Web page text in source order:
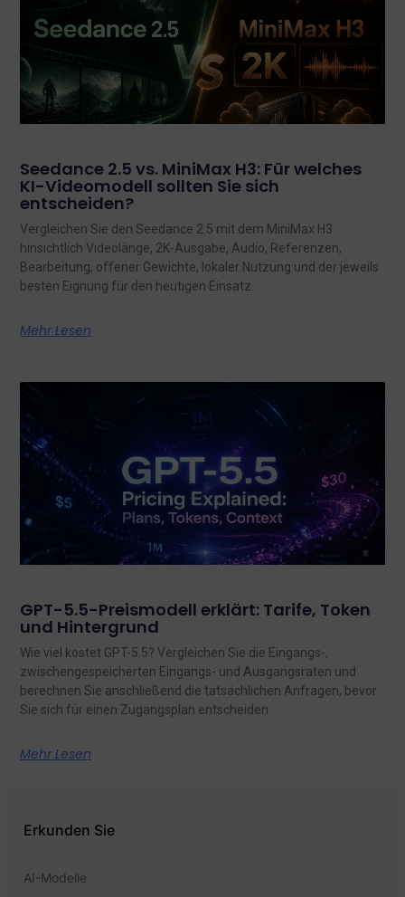
Seedance 2.5 vs. MiniMax H3: Für welches
KI-Videomodell sollten Sie sich
entscheiden?
Vergleichen Sie den Seedance 2.5 mit dem MiniMax H3
hinsichtlich Videolänge, 2K-Ausgabe, Audio, Referenzen,
Bearbeitung, offener Gewichte, lokaler Nutzung und der jeweils
besten Eignung für den heutigen Einsatz.
Mehr Lesen
GPT-5.5-Preismodell erklärt: Tarife, Token
und Hintergrund
Wie viel kostet GPT-5.5? Vergleichen Sie die Eingangs-,
zwischengespeicherten Eingangs- und Ausgangsraten und
berechnen Sie anschließend die tatsächlichen Anfragen, bevor
Sie sich für einen Zugangsplan entscheiden.
Mehr Lesen
Erkunden Sie
AI-Modelle